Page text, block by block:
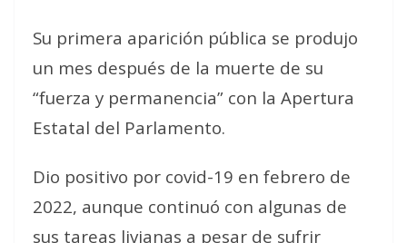
Su primera aparición pública se produjo
un mes después de la muerte de su
“fuerza y permanencia” con la Apertura
Estatal del Parlamento.
Dio positivo por covid-19 en febrero de
2022, aunque continuó con algunas de
sus tareas livianas a pesar de sufrir